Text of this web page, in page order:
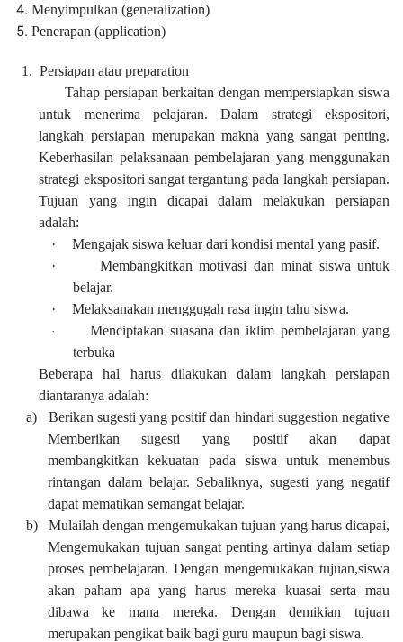
Menyimpulkan (generalization)
Penerapan (application)
1. Persiapan atau preparation
Tahap persiapan berkaitan dengan mempersiapkan siswa
untuk menerima pelajaran. Dalam strategi ekspositori,
langkah persiapan merupakan makna yang sangat penting.
Keberhasilan pelaksanaan pembelajaran yang menggunakan
strategi ekspositori sangat tergantung pada langkah persiapan.
Tujuan yang ingin dicapai dalam melakukan persiapan
adalah:
·
Mengajak siswa keluar dari kondisi mental yang pasif.
·
Membangkitkan motivasi dan minat siswa untuk
belajar.
·
Melaksanakan menggugah rasa ingin tahu siswa.
·
Menciptakan suasana dan iklim pembelajaran yang
terbuka
Beberapa hal harus dilakukan dalam langkah persiapan
diantaranya adalah:
a)
Berikan sugesti yang positif dan hindari suggestion negative
Memberikan sugesti yang positif akan dapat
membangkitkan kekuatan pada siswa untuk menembus
rintangan dalam belajar. Sebaliknya, sugesti yang negatif
dapat mematikan semangat belajar.
b)
Mulailah dengan mengemukakan tujuan yang harus dicapai,
Mengemukakan tujuan sangat penting artinya dalam setiap
proses pembelajaran. Dengan mengemukakan tujuan,siswa
akan paham apa yang harus mereka kuasai serta mau
dibawa ke mana mereka. Dengan demikian tujuan
merupakan pengikat baik bagi guru maupun bagi siswa.